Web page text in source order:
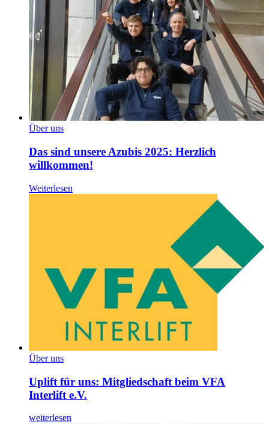
Über uns
Das sind unsere Azubis 2025: Herzlich
willkommen!
Weiterlesen
Über uns
Uplift für uns: Mitgliedschaft beim VFA
Interlift e.V.
weiterlesen